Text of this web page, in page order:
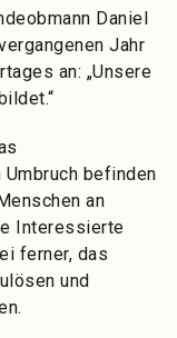
Daniel
Jahr
an: „Unsere
befinden
an
Interessierte
ferner, das
und